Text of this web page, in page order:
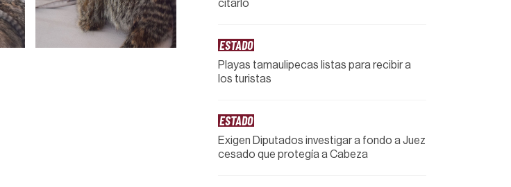
citarlo
ESTADO
Playas tamaulipecas listas para recibir a
los turistas
ESTADO
Exigen Diputados investigar a fondo a Juez
cesado que protegía a Cabeza